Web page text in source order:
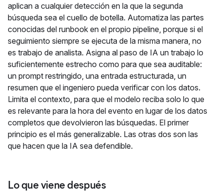
aplican a cualquier detección en la que la segunda
búsqueda sea el cuello de botella. Automatiza las partes
conocidas del runbook en el propio pipeline, porque si el
seguimiento siempre se ejecuta de la misma manera, no
es trabajo de analista. Asigna al paso de IA un trabajo lo
suficientemente estrecho como para que sea auditable:
un prompt restringido, una entrada estructurada, un
resumen que el ingeniero pueda verificar con los datos.
Limita el contexto, para que el modelo reciba solo lo que
es relevante para la hora del evento en lugar de los datos
completos que devolvieron las búsquedas. El primer
principio es el más generalizable. Las otras dos son las
que hacen que la IA sea defendible.
Lo que viene después